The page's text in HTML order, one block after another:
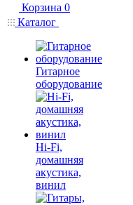
Корзина 0
Каталог
Гитарное
оборудование
Hi-Fi,
домашняя
акустика,
винил